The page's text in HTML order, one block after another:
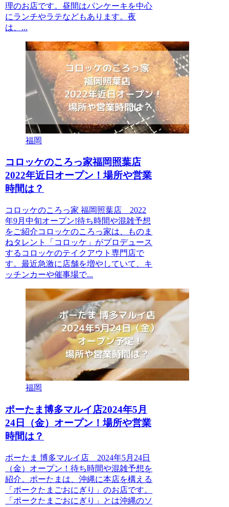
理のお店です。昼間はパンケーキを中心
にランチやラテなどもあります。夜
は、...
福岡
コロッケのころっ家福岡照葉店
2022年近日オープン！場所や営業
時間は？
コロッケのころっ家 福岡照葉店 2022
年9月中旬オープン!待ち時間や混雑予想
をご紹介コロッケのころっ家は、ものま
ねタレント「コロッケ」がプロデュース
するコロッケのテイクアウト専門店で
す。最近急激に店舗を増やしていて、キ
ッチンカーや催事場で...
福岡
ポーたま博多マルイ店2024年5月
24日（金）オープン！場所や営業
時間は？
ポーたま 博多マルイ店 2024年5月24日
（金）オープン！待ち時間や混雑予想を
紹介。ポーたまは、沖縄に本店を構える
「ポークたまごおにぎり」のお店です。
「ポークたまごおにぎり」とは沖縄のソ